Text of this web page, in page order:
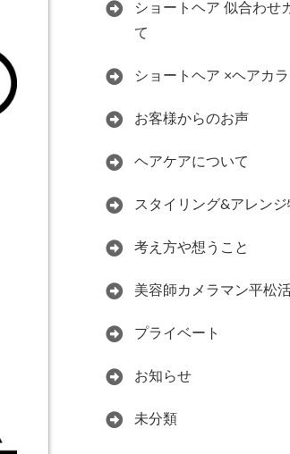
ショートヘア 似合わせ
て
ショートヘア ×ヘアカ
お客様からのお声
ヘアケアについて
スタイリング&アレン
考え方や想うこと
美容師カメラマン平松
プライベート
お知らせ
未分類